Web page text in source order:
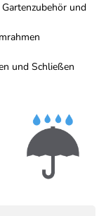
und
und Schließen